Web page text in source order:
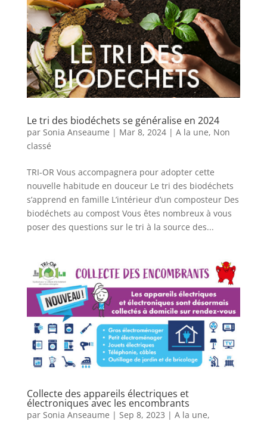
Le tri des biodéchets se généralise en 2024
par Sonia Anseaume | Mar 8, 2024| A la une, Non
classé
TRI-OR Vous accompagnera pour adopter cette
nouvelle habitude en douceur Le tri des biodéchets
s’apprend en famille L’intérieur d’un composteur Des
biodéchets au compost Vous êtes nombreux à vous
poser des questions sur le tri à la source des...
Collecte des appareils électriques et
électroniques avec les encombrants
par Sonia Anseaume | Sep 8, 2023 | A la une,